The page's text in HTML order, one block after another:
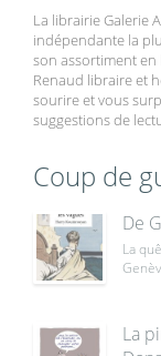
La librairie Galerie
indépendante la
son assortiment en
Renaud libraire et
sourire et vous
suggestions de
Coup de
De
La
La